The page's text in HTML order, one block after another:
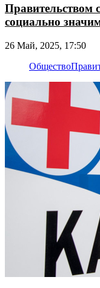
Правительством
социально
26 Май, 2025, 17:50
Общество